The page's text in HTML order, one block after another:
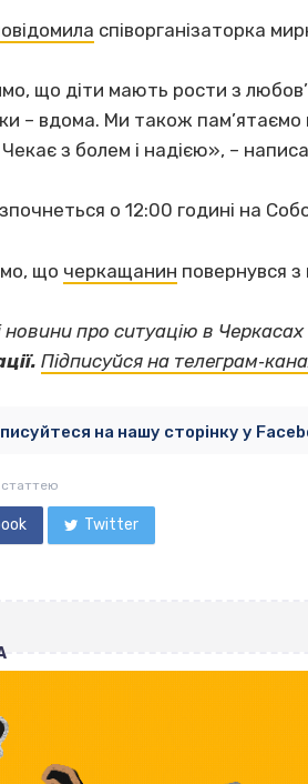
співорганізаторка
що діти мають рости з
– вдома. Ми також
Чекає з болем і надією», –
о 12:00 годині на
що черкащанин повернувся з
про ситуацію в Черкасах
Підписуйся на
на нашу сторінку у
статтею
Twitter